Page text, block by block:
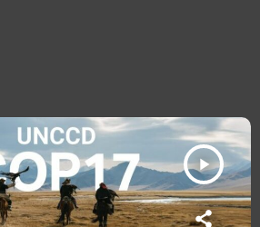
play_arrow